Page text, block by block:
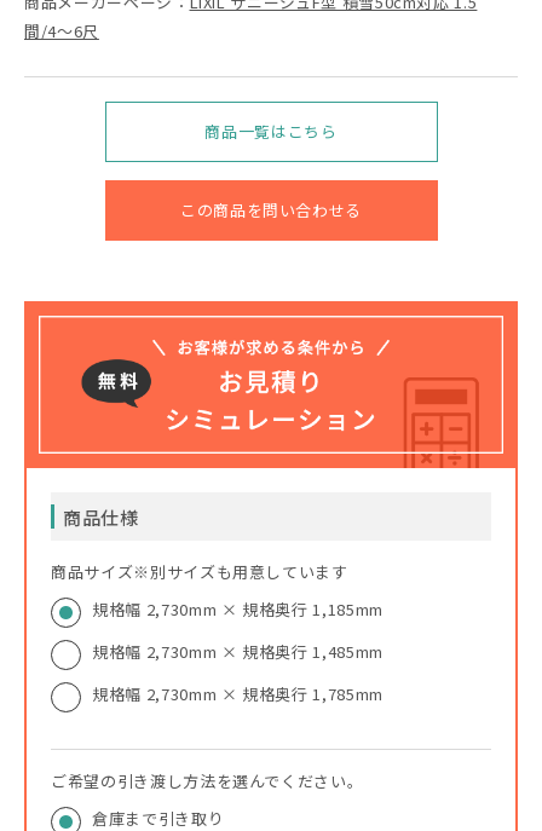
間/4〜6尺
商品一覧はこちら
この商品を問い合わせる
商品仕様
商品サイズ※別サイズも用意しています
規格幅 2,730mm × 規格奥行 1,185mm
規格幅 2,730mm × 規格奥行 1,485mm
規格幅 2,730mm × 規格奥行 1,785mm
ご希望の引き渡し方法を選んでください。
倉庫まで引き取り